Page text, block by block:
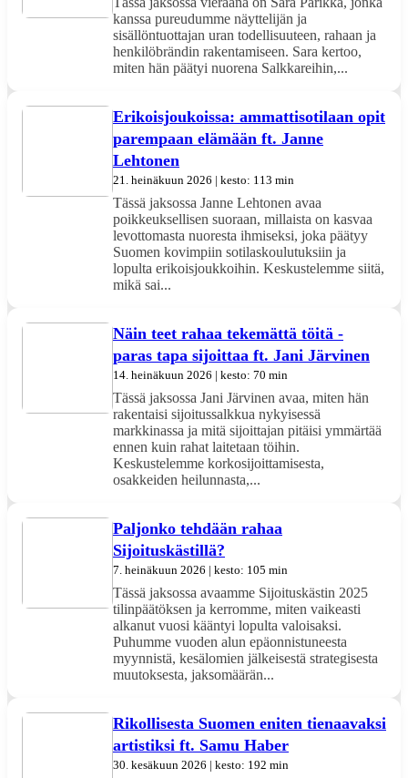
kanssa pureudumme näyttelijän ja
sisällöntuottajan uran todellisuuteen, rahaan ja
henkilöbrändin rakentamiseen. Sara kertoo,
miten hän päätyi nuorena Salkkareihin,...
Erikoisjoukoissa: ammattisotilaan opit
parempaan elämään ft. Janne
Lehtonen
21. heinäkuun 2026 | kesto: 113 min
Tässä jaksossa Janne Lehtonen avaa
poikkeuksellisen suoraan, millaista on kasvaa
levottomasta nuoresta ihmiseksi, joka päätyy
Suomen kovimpiin sotilaskoulutuksiin ja
lopulta erikoisjoukkoihin. Keskustelemme siitä,
mikä sai...
Näin teet rahaa tekemättä töitä -
paras tapa sijoittaa ft. Jani Järvinen
14. heinäkuun 2026 | kesto: 70 min
Tässä jaksossa Jani Järvinen avaa, miten hän
rakentaisi sijoitussalkkua nykyisessä
markkinassa ja mitä sijoittajan pitäisi ymmärtää
ennen kuin rahat laitetaan töihin.
Keskustelemme korkosijoittamisesta,
osakkeiden heilunnasta,...
Paljonko tehdään rahaa
Sijoituskästillä?
7. heinäkuun 2026 | kesto: 105 min
Tässä jaksossa avaamme Sijoituskästin 2025
tilinpäätöksen ja kerromme, miten vaikeasti
alkanut vuosi kääntyi lopulta valoisaksi.
Puhumme vuoden alun epäonnistuneesta
myynnistä, kesälomien jälkeisestä strategisesta
muutoksesta, jaksomäärän...
Rikollisesta Suomen eniten tienaavaksi
artistiksi ft. Samu Haber
30. kesäkuun 2026 | kesto: 192 min